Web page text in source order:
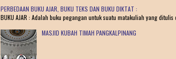
PERBEDAAN BUKU AJAR, BUKU TEKS DAN BUKU DIKTAT :
BUKU AJAR : Adalah buku pegangan untuk suatu matakuliah yang
MASJID KUBAH TIMAH PANGKALPINANG